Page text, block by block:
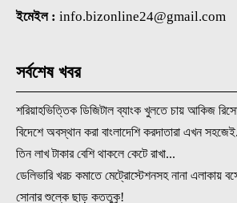
ইমেইল : info.bizonline24@gmail.com
সর্বশেষ খবর
শরিয়াহভিত্তিক ডিজিটাল ব্যাংক খুলতে চায় আকিজ
বিদেশে অবস্থান করা বাংলাদেশি করদাতারা এখন
তিন লাখ টাকার বেশি থাকলে কেটে রাখা...
ডেলিভারি খরচ কমাতে মেট্রোস্টেশনসহ নানা এলাকায়
সোনার শুল্কে ছাড় কততুকু!